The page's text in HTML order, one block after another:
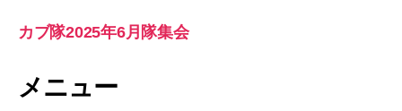
カブ隊2025年6月隊集会
メニュー